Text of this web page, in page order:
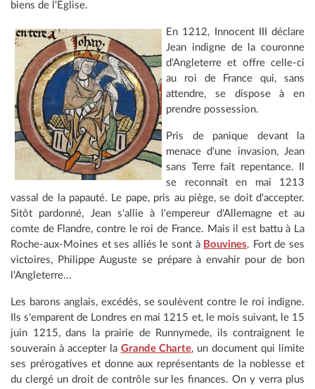
biens de l'Église.
En 1212, Innocent III déclare
Jean indigne de la couronne
d'Angleterre et offre celle-ci
au roi de France qui, sans
attendre, se dispose à en
prendre possession.
Pris de panique devant la
menace d'une invasion, Jean
sans Terre fait repentance. Il
se reconnaît en mai 1213
vassal de la papauté. Le pape, pris au piège, se doit d'accepter.
Sitôt pardonné, Jean s'allie à l'empereur d'Allemagne et au
comte de Flandre, contre le roi de France. Mais il est battu à La
Roche-aux-Moines et ses alliés le sont à Bouvines. Fort de ses
victoires, Philippe Auguste se prépare à envahir pour de bon
l'Angleterre...
Les barons anglais, excédés, se soulèvent contre le roi indigne.
Ils s'emparent de Londres en mai 1215 et, le mois suivant, le 15
juin 1215, dans la prairie de Runnymede, ils contraignent le
souverain à accepter la Grande Charte, un document qui limite
ses prérogatives et donne aux représentants de la noblesse et
du clergé un droit de contrôle sur les finances. On y verra plus